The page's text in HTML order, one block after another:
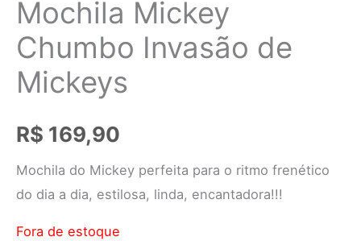
Mochila Mickey
Chumbo Invasão de
Mickeys
R$ 169,90
Mochila do Mickey perfeita para o ritmo frenético
do dia a dia, estilosa, linda, encantadora!!!
Fora de estoque